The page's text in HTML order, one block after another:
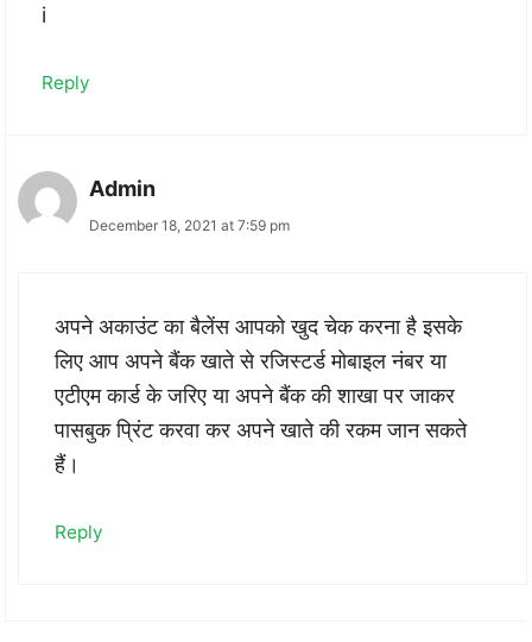
i
Reply
Admin
December 18, 2021 at 7:59 pm
अपने अकाउंट का बैलेंस आपको खुद चेक करना है इसके
लिए आप अपने बैंक खाते से रजिस्टर्ड मोबाइल नंबर या
एटीएम कार्ड के जरिए या अपने बैंक की शाखा पर जाकर
पासबुक प्रिंट करवा कर अपने खाते की रकम जान सकते
हैं।
Reply